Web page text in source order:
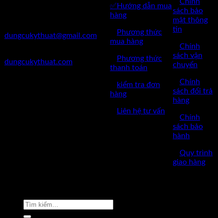
dungcukythuat@gmail.com
dungcukythuat.com
✅Hướng dẫn mua
hàng
Phương thức
mua hàng
Phương thức
thanh toán
kiểm tra đơn
hàng
Liên hệ tư vấn
sách bảo
mật thông
tin
Chính
sách vận
chuyển
Chính
sách đổi trả
hàng
Chính
sách bảo
hành
Quy trình
giao hàng
Tìm